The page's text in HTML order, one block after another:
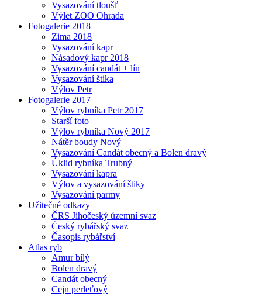
Vysazování tloušť
Výlet ZOO Ohrada
Fotogalerie 2018
Zima 2018
Vysazování kapr
Násadový kapr 2018
Vysazování candát + lín
Vysazování štika
Výlov Petr
Fotogalerie 2017
Výlov rybníka Petr 2017
Starší foto
Výlov rybníka Nový 2017
Nátěr boudy Nový
Vysazování Candát obecný a Bolen dravý
Úklid rybníka Trubný
Vysazování kapra
Výlov a vysazování štiky
Vysazování parmy
Užitečné odkazy
ČRS Jihočeský územní svaz
Český rybářský svaz
Časopis rybářství
Atlas ryb
Amur bílý
Bolen dravý
Candát obecný
Cejn perleťový